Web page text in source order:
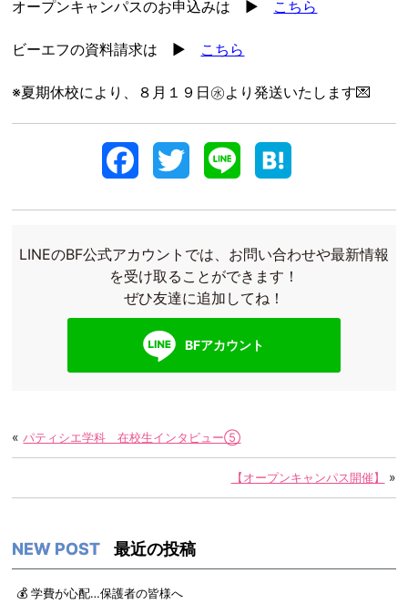
オープンキャンパスのお申込みは ▶ こちら
ビーエフの資料請求は ▶ こちら
※夏期休校により、８月１９日㊌より発送いたします💌
e
b
o
t
t
e
e
e
LINEのBF公式アカウントでは、お問い合わせや最新情報
を受け取ることができます！
ぜひ友達に追加してね！
BFアカウント
« パティシエ学科 在校生インタビュー⑤
【オープンキャンパス開催】 »
最近の投稿
💰 学費が心配…保護者の皆様へ